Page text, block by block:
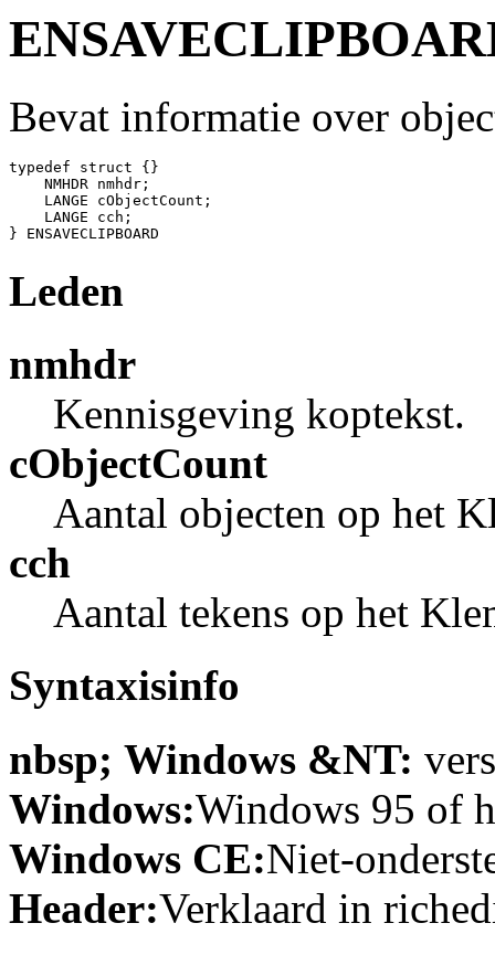
Bevat informatie over
typedef struct {}
    NMHDR nmhdr;
    LANGE cObjectCount;
    LANGE cch;
Leden
nmhdr
Kennisgeving koptekst.
cObjectCount
Aantal objecten op het
cch
Aantal tekens op het
Syntaxisinfo
nbsp; Windows &NT:
Windows:Windows 95 of
Windows CE:Niet-
Header:Verklaard in